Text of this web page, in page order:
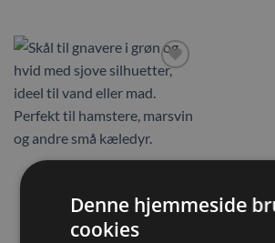
Tilføj til
ønskeliste
Trixie Keramik skål med
24,00 kr.
Denne hjemmeside
cookies